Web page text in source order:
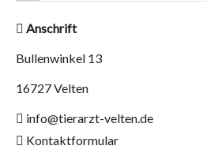
Anschrift
Bullenwinkel 13
16727 Velten
info@tierarzt-velten.de
Kontaktformular